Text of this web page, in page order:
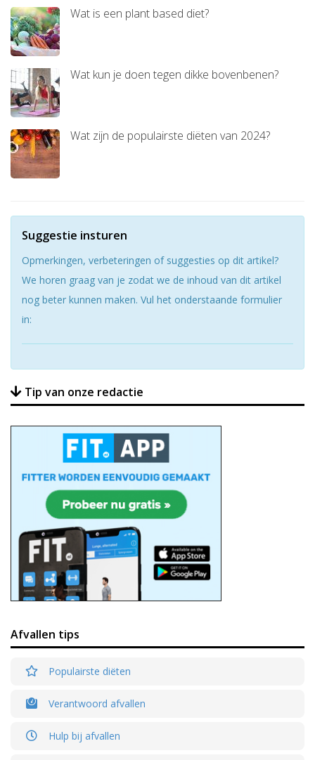
Wat is een plant based diet?
Wat kun je doen tegen dikke bovenbenen?
Wat zijn de populairste diëten van 2024?
Suggestie insturen
Opmerkingen, verbeteringen of suggesties op dit artikel?
We horen graag van je zodat we de inhoud van dit artikel
nog beter kunnen maken. Vul het onderstaande formulier
in:
Tip van onze redactie
Afvallen tips
Populairste diëten
Verantwoord afvallen
Hulp bij afvallen